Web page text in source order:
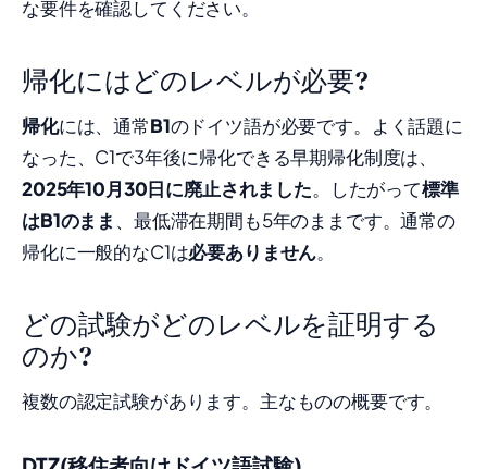
な要件を確認してください。
帰化にはどのレベルが必要?
帰化には、通常B1のドイツ語が必要です。よく話題に
なった、C1で3年後に帰化できる早期帰化制度は、
2025年10月30日に廃止されました。したがって標準
はB1のまま 、最低滞在期間も5年のままです。通常の
帰化に一般的なC1は必要ありません。
どの試験がどのレベルを証明する
のか?
複数の認定試験があります。主なものの概要です。